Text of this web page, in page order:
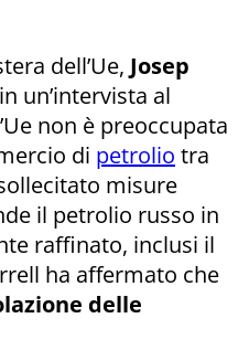
dell’Ue, Josep
un’intervista al
non è preoccupata
di petrolio tra
misure
il petrolio russo in
raffinato, inclusi il
ha affermato che
delle